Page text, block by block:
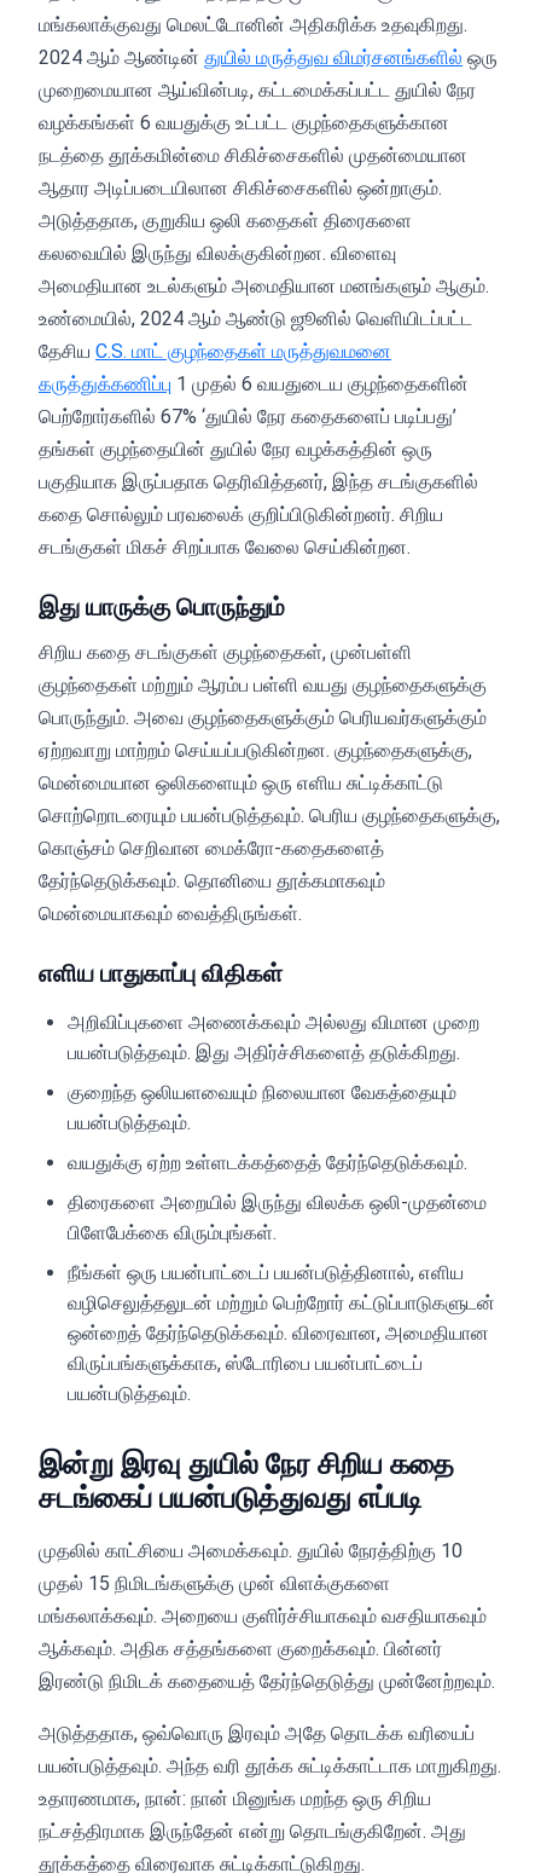
மங்கலாக்குவது மெலட்டோனின் அதிகரிக்க உதவுகிறது.
2024 ஆம் ஆண்டின் துயில் மருத்துவ விமர்சனங்களில் ஒரு
முறைமையான ஆய்வின்படி, கட்டமைக்கப்பட்ட துயில் நேர
வழக்கங்கள் 6 வயதுக்கு உட்பட்ட குழந்தைகளுக்கான
நடத்தை தூக்கமின்மை சிகிச்சைகளில் முதன்மையான
ஆதார அடிப்படையிலான சிகிச்சைகளில் ஒன்றாகும்.
அடுத்ததாக, குறுகிய ஒலி கதைகள் திரைகளை
கலவையில் இருந்து விலக்குகின்றன. விளைவு
அமைதியான உடல்களும் அமைதியான மனங்களும் ஆகும்.
உண்மையில், 2024 ஆம் ஆண்டு ஜூனில் வெளியிடப்பட்ட
தேசிய C.S. மாட் குழந்தைகள் மருத்துவமனை
கருத்துக்கணிப்பு 1 முதல் 6 வயதுடைய குழந்தைகளின்
பெற்றோர்களில் 67% ‘துயில் நேர கதைகளைப் படிப்பது’
தங்கள் குழந்தையின் துயில் நேர வழக்கத்தின் ஒரு
பகுதியாக இருப்பதாக தெரிவித்தனர், இந்த சடங்குகளில்
கதை சொல்லும் பரவலைக் குறிப்பிடுகின்றனர். சிறிய
சடங்குகள் மிகச் சிறப்பாக வேலை செய்கின்றன.
இது யாருக்கு பொருந்தும்
சிறிய கதை சடங்குகள் குழந்தைகள், முன்பள்ளி
குழந்தைகள் மற்றும் ஆரம்ப பள்ளி வயது குழந்தைகளுக்கு
பொருந்தும். அவை குழந்தைகளுக்கும் பெரியவர்களுக்கும்
ஏற்றவாறு மாற்றம் செய்யப்படுகின்றன. குழந்தைகளுக்கு,
மென்மையான ஒலிகளையும் ஒரு எளிய சுட்டிக்காட்டு
சொற்றொடரையும் பயன்படுத்தவும். பெரிய குழந்தைகளுக்கு,
கொஞ்சம் செறிவான மைக்ரோ-கதைகளைத்
தேர்ந்தெடுக்கவும். தொனியை தூக்கமாகவும்
மென்மையாகவும் வைத்திருங்கள்.
எளிய பாதுகாப்பு விதிகள்
அறிவிப்புகளை அணைக்கவும் அல்லது விமான முறை
பயன்படுத்தவும். இது அதிர்ச்சிகளைத் தடுக்கிறது.
குறைந்த ஒலியளவையும் நிலையான வேகத்தையும்
பயன்படுத்தவும்.
வயதுக்கு ஏற்ற உள்ளடக்கத்தைத் தேர்ந்தெடுக்கவும்.
திரைகளை அறையில் இருந்து விலக்க ஒலி-முதன்மை
பிளேபேக்கை விரும்புங்கள்.
நீங்கள் ஒரு பயன்பாட்டைப் பயன்படுத்தினால், எளிய
வழிசெலுத்தலுடன் மற்றும் பெற்றோர் கட்டுப்பாடுகளுடன்
ஒன்றைத் தேர்ந்தெடுக்கவும். விரைவான, அமைதியான
விருப்பங்களுக்காக, ஸ்டோரிபை பயன்பாட்டைப்
பயன்படுத்தவும்.
இன்று இரவு துயில் நேர சிறிய கதை
சடங்கைப் பயன்படுத்துவது எப்படி
முதலில் காட்சியை அமைக்கவும். துயில் நேரத்திற்கு 10
முதல் 15 நிமிடங்களுக்கு முன் விளக்குகளை
மங்கலாக்கவும். அறையை குளிர்ச்சியாகவும் வசதியாகவும்
ஆக்கவும். அதிக சத்தங்களை குறைக்கவும். பின்னர்
இரண்டு நிமிடக் கதையைத் தேர்ந்தெடுத்து முன்னேற்றவும்.
அடுத்ததாக, ஒவ்வொரு இரவும் அதே தொடக்க வரியைப்
பயன்படுத்தவும். அந்த வரி தூக்க சுட்டிக்காட்டாக மாறுகிறது.
உதாரணமாக, நான்: நான் மினுங்க மறந்த ஒரு சிறிய
நட்சத்திரமாக இருந்தேன் என்று தொடங்குகிறேன். அது
தூக்கத்தை விரைவாக சுட்டிக்காட்டுகிறது.